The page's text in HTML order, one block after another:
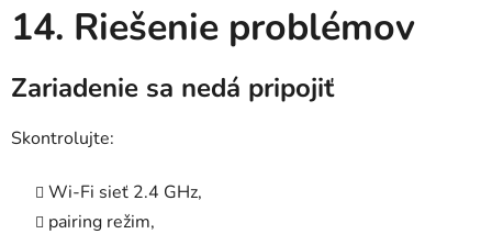
14. Riešenie problémov
Zariadenie sa nedá pripojiť
Skontrolujte:
Wi-Fi sieť 2.4 GHz,
pairing režim,